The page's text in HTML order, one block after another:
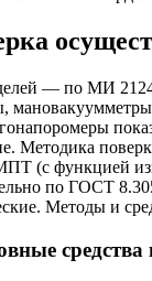
— по МИ
Методика
(с функцией
по ГОСТ
Методы и
средства